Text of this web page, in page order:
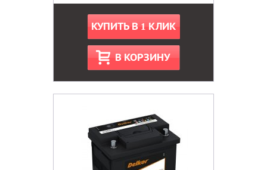
КУПИТЬ В 1 КЛИК
В КОРЗИНУ